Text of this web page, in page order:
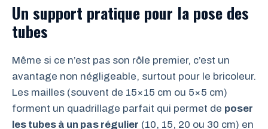
Un support pratique pour la pose des
tubes
Même si ce n’est pas son rôle premier, c’est un
avantage non négligeable, surtout pour le bricoleur.
Les mailles (souvent de 15×15 cm ou 5×5 cm)
forment un quadrillage parfait qui permet de poser
les tubes à un pas régulier (10, 15, 20 ou 30 cm) en